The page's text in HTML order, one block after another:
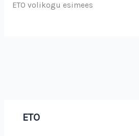
ETO
ETO volikogu esimees